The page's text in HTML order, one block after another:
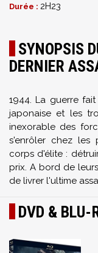
Durée : 2H23
SYNOPSIS
DERNIER
1944. La guerre
japonaise et les
inexorable des
s'enrôler chez les
corps d'élite :
prix. A bord de
de livrer l'ultime
DVD & BLU-